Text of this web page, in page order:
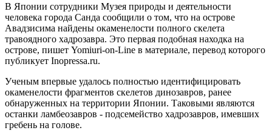
В Японии сотрудники Музея природы и деятельности
человека города Санда сообщили о том, что на острове
Авадзисима найдены окаменелости полного скелета
травоядного хадрозавра. Это первая подобная находка на
острове, пишет Yomiuri-on-Line в материале, перевод которого
публикует Inopressa.ru.
Ученым впервые удалось полностью идентифицировать
окаменелости фрагментов скелетов динозавров, ранее
обнаруженных на территории Японии. Таковыми являются
останки ламбеозавров - подсемейство хадрозавров, имевших
гребень на голове.